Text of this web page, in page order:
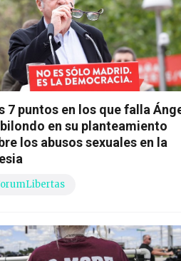
7 puntos en los que falla
en su planteamiento
los abusos sexuales en la